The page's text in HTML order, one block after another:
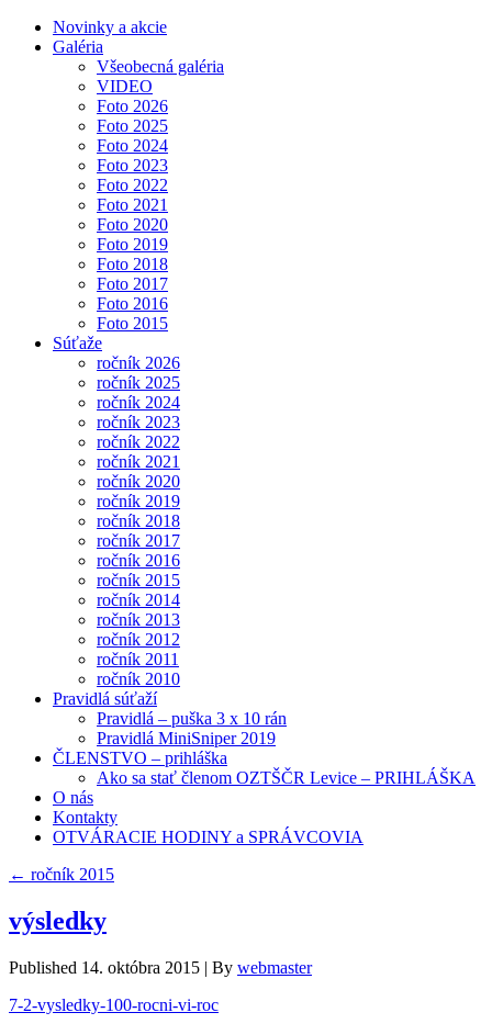
Novinky a akcie
Galéria
Všeobecná galéria
VIDEO
Foto 2026
Foto 2025
Foto 2024
Foto 2023
Foto 2022
Foto 2021
Foto 2020
Foto 2019
Foto 2018
Foto 2017
Foto 2016
Foto 2015
Súťaže
ročník 2026
ročník 2025
ročník 2024
ročník 2023
ročník 2022
ročník 2021
ročník 2020
ročník 2019
ročník 2018
ročník 2017
ročník 2016
ročník 2015
ročník 2014
ročník 2013
ročník 2012
ročník 2011
ročník 2010
Pravidlá súťaží
Pravidlá – puška 3 x 10 rán
Pravidlá MiniSniper 2019
ČLENSTVO – prihláška
Ako sa stať členom OZTŠČR Levice – PRIHLÁŠKA
O nás
Kontakty
OTVÁRACIE HODINY a SPRÁVCOVIA
← ročník 2015
výsledky
Published 14. októbra 2015 | By webmaster
7-2-vysledky-100-rocni-vi-roc